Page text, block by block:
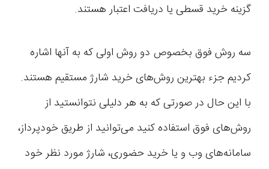
گزینه خرید قسطی یا دریافت اعتبار هستند.
سه روش فوق بخصوص دو روش اولی که به آنها اشاره
کردیم جزء بهترین روش‌های خرید شارژ مستقیم هستند.
با این حال در صورتی که به هر دلیلی نتوانستید از
روش‌های فوق استفاده کنید می‌توانید از طریق خودپرداز،
سامانه‌های وب و یا خرید حضوری، شارژ مورد نظر خود